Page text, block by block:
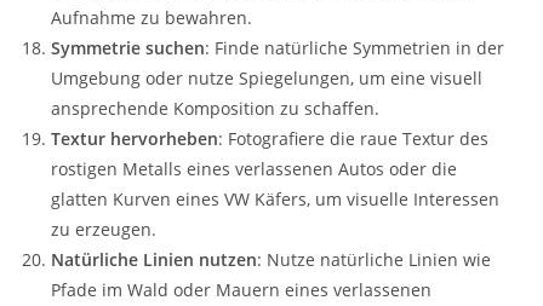
Aufnahme zu bewahren.
Symmetrie suchen: Finde natürliche Symmetrien in der
Umgebung oder nutze Spiegelungen, um eine visuell
ansprechende Komposition zu schaffen.
Textur hervorheben: Fotografiere die raue Textur des
rostigen Metalls eines verlassenen Autos oder die
glatten Kurven eines VW Käfers, um visuelle Interessen
zu erzeugen.
Natürliche Linien nutzen: Nutze natürliche Linien wie
Pfade im Wald oder Mauern eines verlassenen